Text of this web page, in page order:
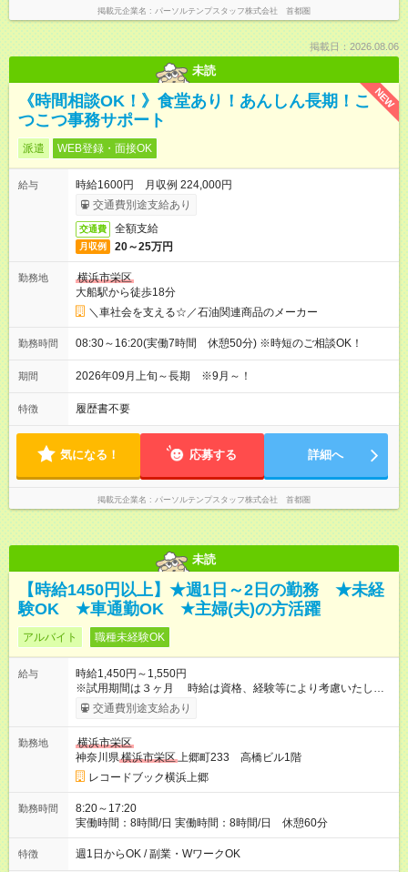
掲載元企業名 パーソルテンプスタッフ株式会社 首都圏
掲載日：2026.08.06
未読
NEW
《時間相談OK！》食堂あり！あんしん長期！こ
つこつ事務サポート
派遣 WEB登録・面接OK
給与
時給1600円 月収例 224,000円
交通費別途支給あり
交通費 全額支給
月収例 20～25万円
勤務地
横浜市栄区
大船駅から徒歩18分
＼車社会を支える☆／石油関連商品のメーカー
勤務時間 08:30～16:20(実働7時間 休憩50分) ※時短のご相談OK！
期間 2026年09月上旬～長期 ※9月～！
特徴 履歴書不要
気になる！ 応募する 詳細へ
掲載元企業名 パーソルテンプスタッフ株式会社 首都圏
未読
【時給1450円以上】★週1日～2日の勤務 ★未経
験OK ★車通勤OK ★主婦(夫)の方活躍
アルバイト 職種未経験OK
給与
時給1,450円～1,550円
※試用期間は３ヶ月 時給は資格、経験等により考慮いたしま
す。 【試用期間】試用期間あり 試用期間の長さ：3ヶ月 雇用形
態、給与は本採用時と同じです。 普通自動車免許お持ちであれ
交通費別途支給あり
勤務地
横浜市栄区
神奈川県横浜市栄区上郷町233 高橋ビル1階
レコードブック横浜上郷
勤務時間
8:20～17:20
実働時間：8時間/日 実働時間：8時間/日 休憩60分
特徴 週1日からOK / 副業・WワークOK